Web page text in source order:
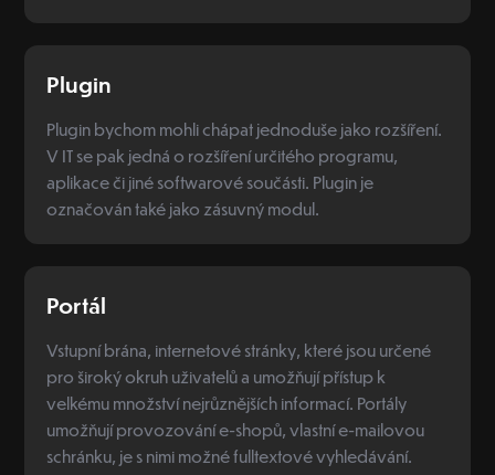
Plugin
Plugin bychom mohli chápat jednoduše jako rozšíření.
V IT se pak jedná o rozšíření určitého programu,
aplikace či jiné softwarové součásti. Plugin je
označován také jako zásuvný modul.
Portál
Vstupní brána, internetové stránky, které jsou určené
pro široký okruh uživatelů a umožňují přístup k
velkému množství nejrůznějších informací. Portály
umožňují provozování e-shopů, vlastní e-mailovou
schránku, je s nimi možné fulltextové vyhledávání.